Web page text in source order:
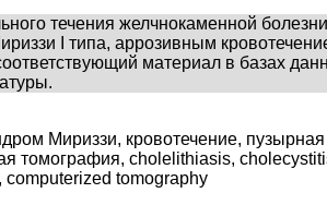
течения желчнокаменной
I типа, аррозивным
материал в базах
Мириззи, кровотечение,
томография, cholelithiasis,
tomography